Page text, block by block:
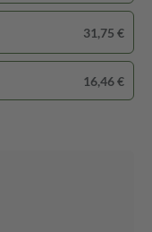
31,75 €
16,46 €